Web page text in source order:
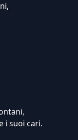
i suoi cari.